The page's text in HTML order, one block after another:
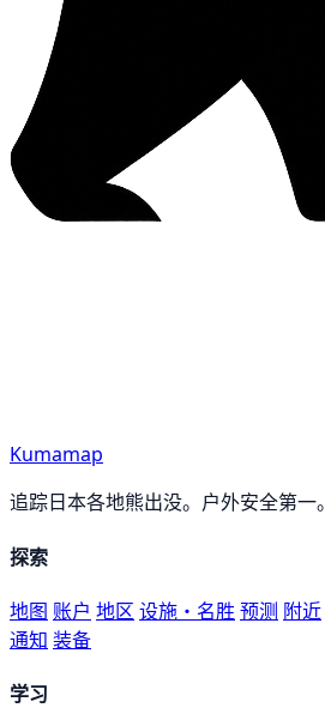
Kumamap
追踪日本各地熊出没。户外安全第一。
探索
地图 账户 地区 设施・名胜 预测 附近
通知 装备
学习